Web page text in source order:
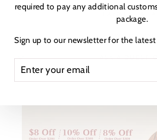
PAYMENT &
HOW TO TRACK
ASK A
required to pay any additional
package.
Sign up to our newsletter for the
YOUR
EMAIL